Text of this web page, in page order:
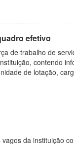
efetivo
de trabalho de
contendo
de lotação,
da instituição